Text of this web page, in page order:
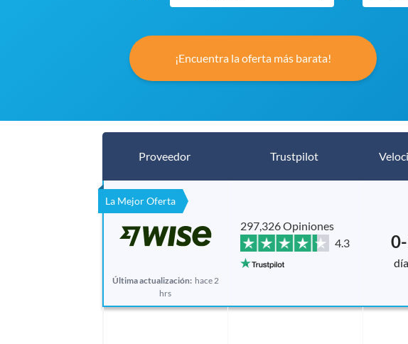
¡Encuentra la oferta más barata!
Proveedor Trustpilot
La Mejor Oferta
Última actualización: hace 2
hrs
297,326 Opiniones
4.3